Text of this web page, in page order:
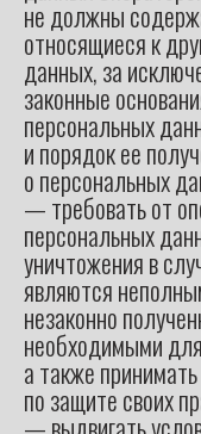
не должны
относящиеся к
данных, за
законные
персональных
и порядок ее
о персональных
— требовать от
персональных
уничтожения в
являются
незаконно
необходимыми
а также
по защите своих